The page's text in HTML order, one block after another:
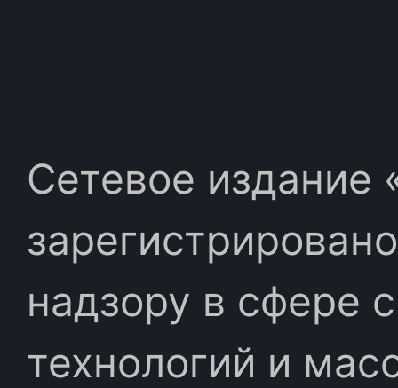
Сетевое издание
надзору в сфере
технологий и